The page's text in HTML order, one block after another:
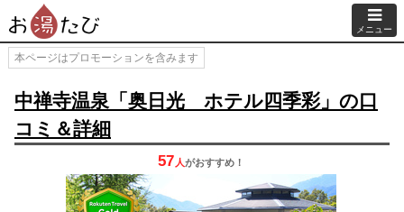
メニュー
本ページはプロモーションを含みます
中禅寺温泉「奥日光 ホテル四季彩」の口
コミ＆詳細
57 人がおすすめ！